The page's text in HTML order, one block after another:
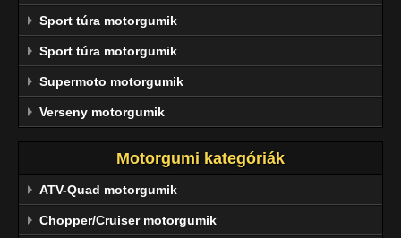
Sport túra motorgumik
Sport túra motorgumik
Supermoto motorgumik
Verseny motorgumik
Motorgumi kategóriák
ATV-Quad motorgumik
Chopper/Cruiser motorgumik